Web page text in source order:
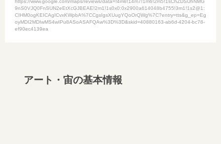
https://www.google.com/maps/reviews/data=!4m8!14m7!1m6!2m5!1sChZDSUhNMG
9nS0VJQ0FnSUN2eEtXcGJBEAE!2m1!1s0x0:0x2900a614048b4755!3m1!1s2@1:
CIHM0ogKEICAgICvxKWpbA%7CCgsIgsXUugYQoOrQWg%7C?entry=tts&g_ep=Eg
oyMDI2MDIwMS4wIPu8ASoASAFQAw%3D%3D&skid=40880163-ab6d-4204-bc78-
ef90ec4139ea
アート・宙の基本情報